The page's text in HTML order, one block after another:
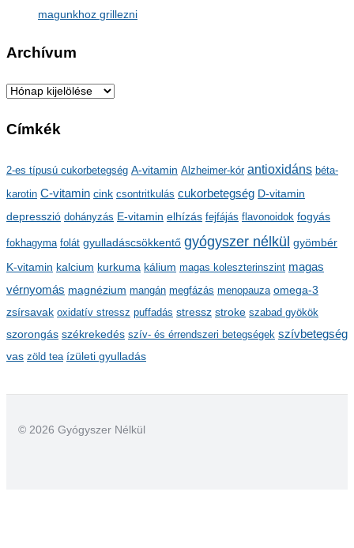
magunkhoz grillezni
Archívum
A
c
í
v
u
m
Címkék
2-es típusú cukorbetegség A-vitamin Alzheimer-kór antioxidáns béta-
karotin C-vitamin cink csontritkulás cukorbetegség D-vitamin
depresszió dohányzás E-vitamin elhízás fejfájás flavonoidok fogyás
fokhagyma folát gyulladáscsökkentő gyógyszer nélkül gyömbér
K-vitamin kalcium kurkuma kálium magas koleszterinszint magas
vérnyomás magnézium mangán megfázás menopauza omega-3
zsírsavak oxidatív stressz puffadás stressz stroke szabad gyökök
szorongás székrekedés szív- és érrendszeri betegségek szívbetegség
vas zöld tea ízületi gyulladás
© 2026 Gyógyszer Nélkül